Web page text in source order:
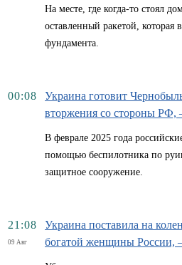
На месте, где когда-то стоял
оставленный ракетой, которая
фундамента.
00:08
Украина готовит
вторжения со стороны РФ,
В феврале 2025 года
помощью беспилотника по
защитное сооружение.
21:08
09 Авг
Украина поставила на
богатой женщины России,